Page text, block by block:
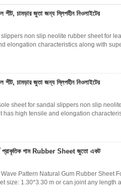
চামড়ার জুতা জন্য স্লিপহীন নিওলাইটের
non slip neolite rubber sheet for
elongation characteristics along with
চামড়ার জুতা জন্য স্লিপহীন নিওলাইটের
sheet for sandal slippers non slip
has high tensile and elongation
প্রাকৃতিক গাম Rubber Sheet জুতো একট
Pattern Natural Gum Rubber Sheet
size: 1.30*3.30 m or can joint any length